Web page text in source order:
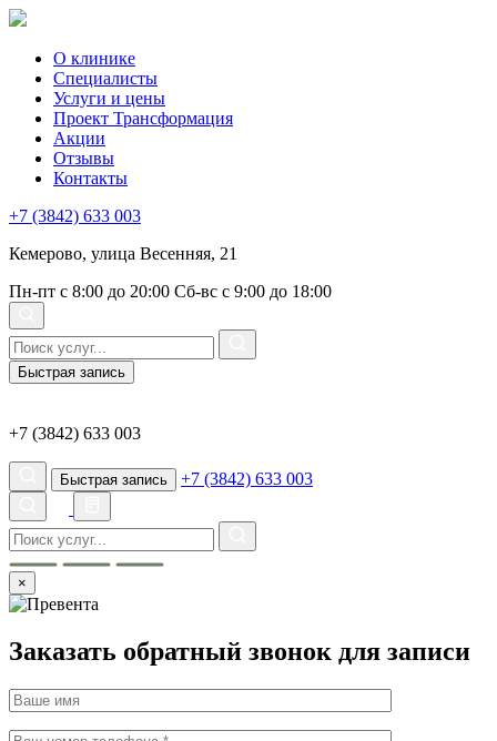
О клинике
Специалисты
Услуги и цены
Проект Трансформация
Акции
Отзывы
Контакты
+7 (3842) 633 003
Кемерово, улица Весенняя, 21
Пн-пт с 8:00 до 20:00 Сб-вс с 9:00 до 18:00
Быстрая запись
+7 (3842) 633 003
Быстрая запись +7 (3842) 633 003
×
Заказать обратный звонок для записи